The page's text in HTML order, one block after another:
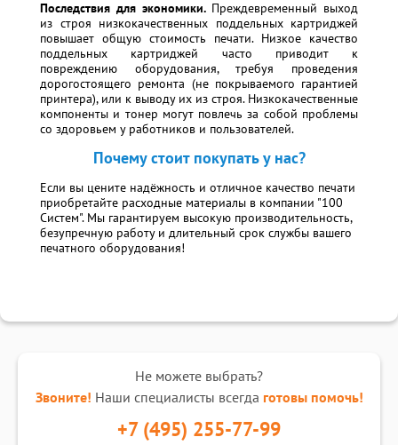
Последствия для экономики.Преждевременный выход
из строя низкокачественных поддельных картриджей
повышает общую стоимость печати. Низкое качество
поддельных картриджей часто приводит к
повреждению оборудования, требуя проведения
дорогостоящего ремонта (не покрываемого гарантией
принтера), или к выводу их из строя. Низкокачественные
компоненты и тонер могут повлечь за собой проблемы
со здоровьем у работников и пользователей.
Почему стоит покупать у нас?
Если вы цените надёжность и отличное качество печати
приобретайте расходные материалы в компании "100
Систем". Мы гарантируем высокую производительность,
безупречную работу и длительный срок службы вашего
печатного оборудования!
Не можете выбрать?
Звоните! Наши специалисты всегда готовы помочь!
+7 (495) 255-77-99